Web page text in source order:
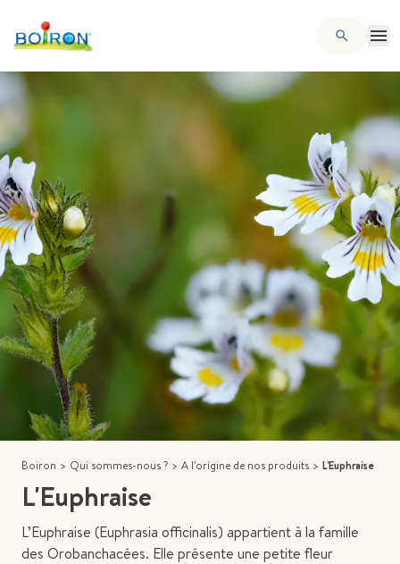
Boiron > Qui sommes-nous ? > A l'origine de nos produits > L'Euphraise
L'Euphraise
L’Euphraise (Euphrasia officinalis) appartient à la famille
des Orobanchacées. Elle présente une petite fleur